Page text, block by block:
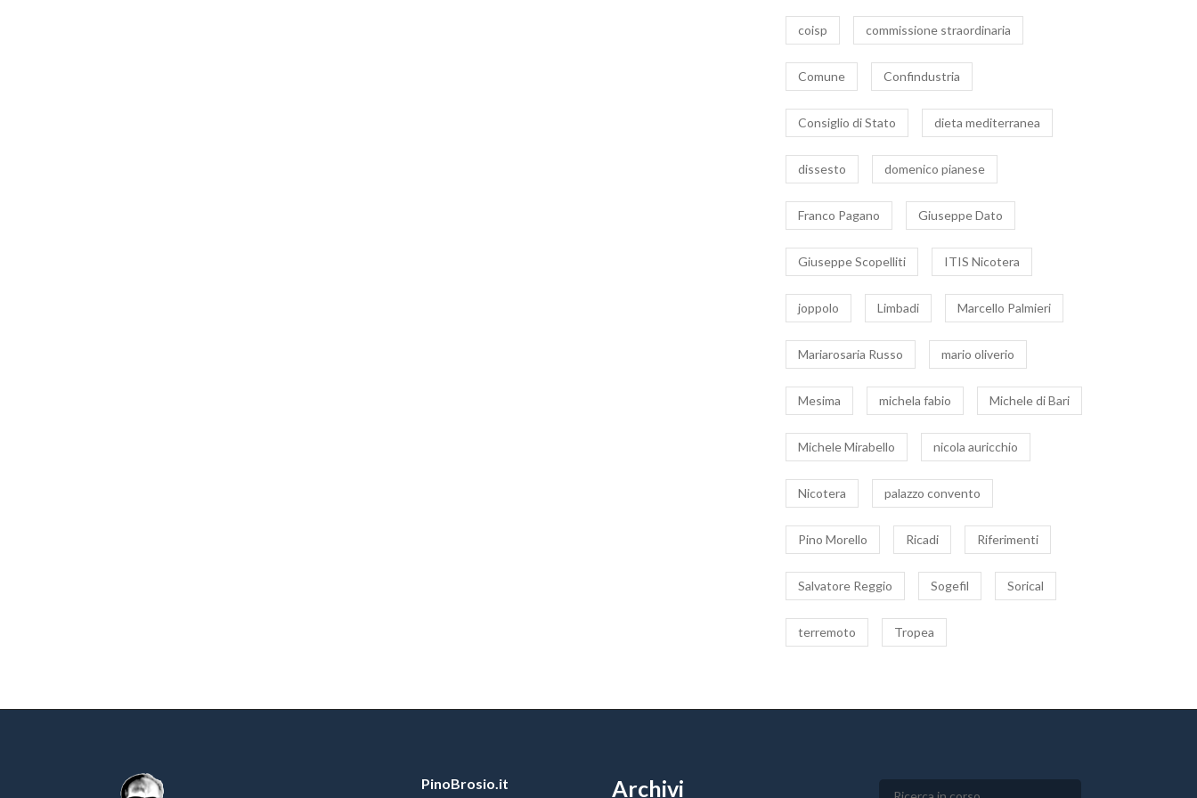
coisp commissione straordinaria
Comune Confindustria
Consiglio di Stato dieta mediterranea
dissesto domenico pianese
Franco Pagano Giuseppe Dato
Giuseppe Scopelliti ITIS Nicotera
joppolo Limbadi Marcello Palmieri
Mariarosaria Russo mario oliverio
Mesima michela fabio Michele di Bari
Michele Mirabello nicola auricchio
Nicotera palazzo convento
Pino Morello Ricadi Riferimenti
Salvatore Reggio Sogefil Sorical
terremoto Tropea
PinoBrosio.it Archivi